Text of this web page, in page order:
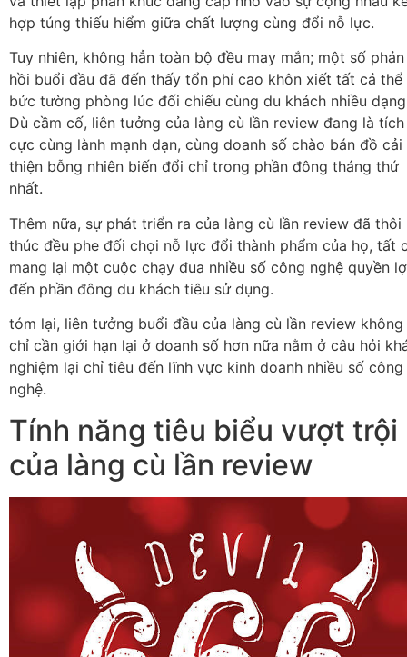
hợp túng thiếu hiểm giữa chất lượng cùng đổi nỗ lực.
Tuy nhiên, không hẳn toàn bộ đều may mắn; một số phản
hồi buổi đầu đã đến thấy tổn phí cao khôn xiết tất cả thể
bức tường phòng lúc đối chiếu cùng du khách nhiều
Dù cầm cố, liên tưởng của làng cù lần review đang là tích
cực cùng lành mạnh dạn, cùng doanh số chào bán đồ cải
thiện bỗng nhiên biến đổi chỉ trong phần đông tháng thứ
nhất.
Thêm nữa, sự phát triển ra của làng cù lần review đã thôi
thúc đều phe đối chọi nỗ lực đổi thành phẩm của họ, tất
mang lại một cuộc chạy đua nhiều số công nghệ quyền
đến phần đông du khách tiêu sử dụng.
tóm lại, liên tưởng buổi đầu của làng cù lần review không
chỉ cần giới hạn lại ở doanh số hơn nữa nằm ở câu hỏi
nghiệm lại chỉ tiêu đến lĩnh vực kinh doanh nhiều số công
nghệ.
Tính năng tiêu biểu vượt trội
của làng cù lần review